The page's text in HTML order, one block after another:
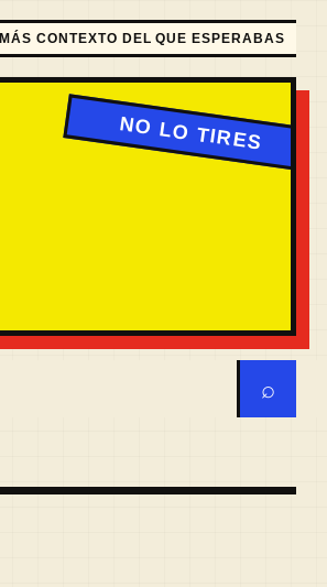
MÁS CONTEXTO DEL QUE ESPERABAS
⌕